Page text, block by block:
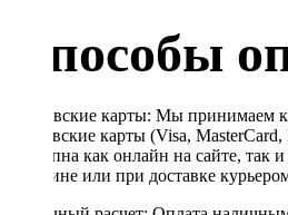
Способы
Банковские карты: Мы принимаем
банковские карты (Visa,
доступна как онлайн на сайте, так
магазине или при доставке